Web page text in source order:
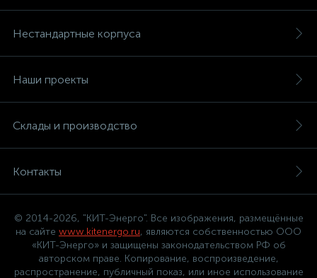
Нестандартные корпуса
Наши проекты
Склады и производство
Контакты
© 2014-2026, "КИТ-Энерго". Все изображения, размещённые
на сайте www.kitenergo.ru, являются собственностью ООО
«КИТ-Энерго» и защищены законодательством РФ об
авторском праве. Копирование, воспроизведение,
распространение, публичный показ, или иное использование